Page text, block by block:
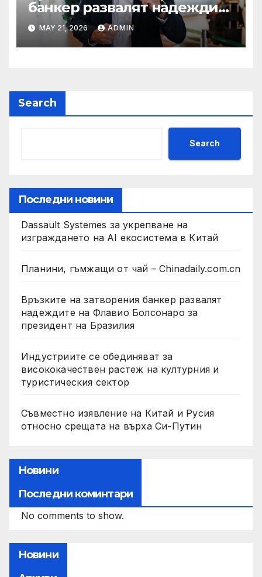
банкер развалят надеждите
на Флавио Болсонаро за
президент на Бразилия
MAY 21, 2026 ADMIN
Search
Search
Последни новини
Dassault Systemes за укрепване на
изграждането на AI екосистема в Китай
Планини, гъмжащи от чай – Chinadaily.com.cn
Връзките на затворения банкер развалят
надеждите на Флавио Болсонаро за
президент на Бразилия
Индустриите се обединяват за
висококачествен растеж на културния и
туристическия сектор
Съвместно изявление на Китай и Русия
относно срещата на върха Си-Путин
Новини
Последни коминтари
No comments to show.
Новини